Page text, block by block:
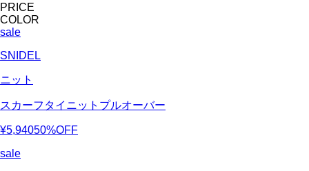
PRICE
COLOR
sale
SNIDEL
ニット
スカーフタイニットプルオーバー
¥5,94050%OFF
sale